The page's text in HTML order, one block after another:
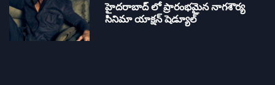
హైదరాబాద్ లో ప్రారంభమైన నాగశౌర్య
సినిమా యాక్షన్ షెడ్యూల్